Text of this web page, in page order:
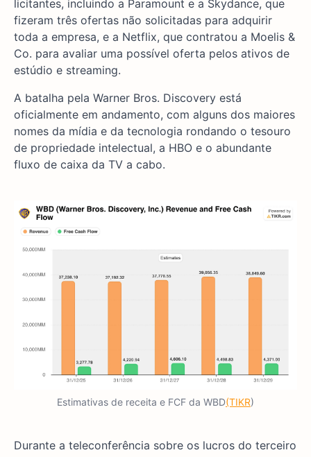
licitantes, incluindo a Paramount e a Skydance, que
fizeram três ofertas não solicitadas para adquirir
toda a empresa, e a Netflix, que contratou a Moelis &
Co. para avaliar uma possível oferta pelos ativos de
estúdio e streaming.
A batalha pela Warner Bros. Discovery está
oficialmente em andamento, com alguns dos maiores
nomes da mídia e da tecnologia rondando o tesouro
de propriedade intelectual, a HBO e o abundante
fluxo de caixa da TV a cabo.
Estimativas de receita e FCF da WBD(TIKR)
Durante a teleconferência sobre os lucros do terceiro